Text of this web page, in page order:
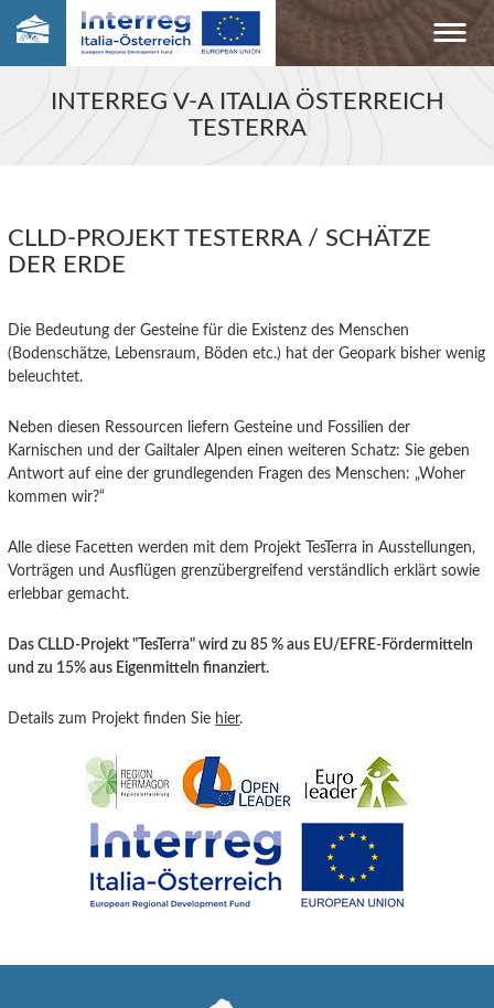
INTERREG V-A ITALIA ÖSTERREICH
TESTERRA
CLLD-PROJEKT TESTERRA / SCHÄTZE
DER ERDE
Die Bedeutung der Gesteine für die Existenz des Menschen
(Bodenschätze, Lebensraum, Böden etc.) hat der Geopark bisher wenig
beleuchtet.
Neben diesen Ressourcen liefern Gesteine und Fossilien der
Karnischen und der Gailtaler Alpen einen weiteren Schatz: Sie geben
Antwort auf eine der grundlegenden Fragen des Menschen: „Woher
kommen wir?“
Alle diese Facetten werden mit dem Projekt TesTerra in Ausstellungen,
Vorträgen und Ausflügen grenzübergreifend verständlich erklärt sowie
erlebbar gemacht.
Das CLLD-Projekt "TesTerra" wird zu 85 % aus EU/EFRE-Fördermitteln
und zu 15% aus Eigenmitteln finanziert.
Details zum Projekt finden Sie hier.